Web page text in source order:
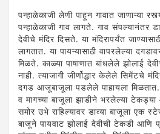
पन्हाळेकाजी लेणी पाहून गावात जाणाऱ्या
पन्हाळेकाजी गाव लागते. गाव संपल्यानंतर
देवीचे मंदिर दिसते. या मंदिरापर्यंत
लागतात. या पायऱ्यासाठी वापरलेल्या
मिळते. काळ्या पाषाणात बांधलेले झोलाई
नाही. त्याजागी जीर्णोद्धार केलेले सिमेंटचे
दगड आजूबाजूला पडलेले पाहायला मिळतात.
व मागच्या बाजूला झाडीने भरलेल्या टेकड्या
समोर उभे राहिल्यावर डाव्या बाजूला एक
बाजूने पायवाट झोलाई देवीची टेकडी आणि